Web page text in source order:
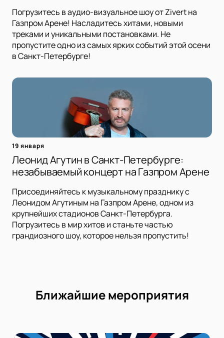
Погрузитесь в аудио-визуальное шоу от Zivert на
Газпром Арене! Насладитесь хитами, новыми
треками и уникальными постановками. Не
пропустите одно из самых ярких событий этой осени
в Санкт-Петербурге!
19 января
Леонид Агутин в Санкт-Петербурге:
незабываемый концерт на Газпром Арене
Присоединяйтесь к музыкальному празднику с
Леонидом Агутиным на Газпром Арене, одном из
крупнейших стадионов Санкт-Петербурга.
Погрузитесь в мир хитов и станьте частью
грандиозного шоу, которое нельзя пропустить!
Ближайшие мероприятия